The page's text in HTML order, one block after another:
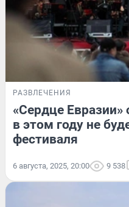
РАЗВЛЕЧЕНИЯ
«Сердце Евразии»
в этом году не
фестиваля
6 августа, 2025, 20:00 9 538